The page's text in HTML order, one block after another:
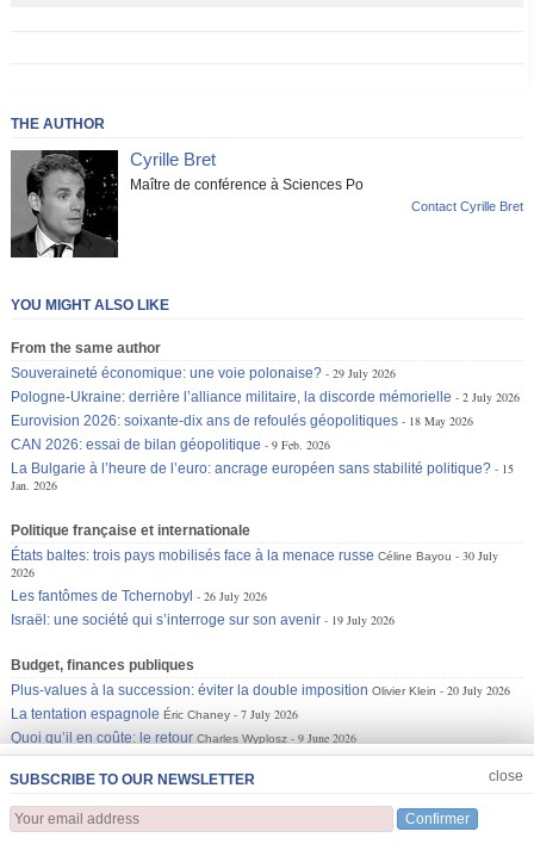
THE AUTHOR
Cyrille Bret
Maître de conférence à Sciences Po
Contact Cyrille Bret
SUBSCRIBE TO OUR NEWSLETTER
Confirmer
close
JOIN US CLOSE
YOU MIGHT ALSO LIKE
From the same author
Souveraineté économique: une voie polonaise?
29 July 2026
Pologne-Ukraine: derrière l’alliance militaire, la discorde mémorielle
2 July 2026
Eurovision 2026: soixante-dix ans de refoulés géopolitiques
18 May 2026
CAN 2026: essai de bilan géopolitique
9 Feb. 2026
La Bulgarie à l’heure de l’euro: ancrage européen sans stabilité politique?
15
Jan. 2026
Politique française et internationale
États baltes: trois pays mobilisés face à la menace russe Céline Bayou
30 July
2026
Les fantômes de Tchernobyl
26 July 2026
Israël: une société qui s’interroge sur son avenir
19 July 2026
Budget, finances publiques
Plus-values à la succession: éviter la double imposition Olivier Klein
20 July 2026
La tentation espagnole Éric Chaney
7 July 2026
Quoi qu’il en coûte: le retour Charles Wyplosz 9 June 2026